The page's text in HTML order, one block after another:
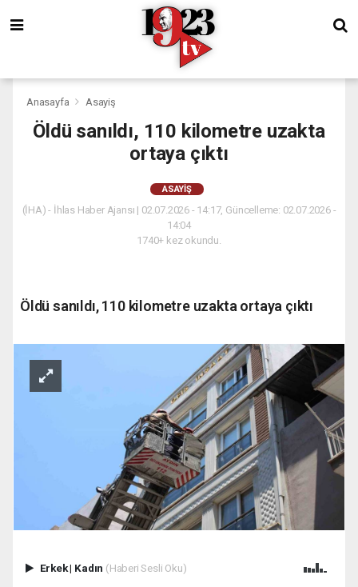
Anasayfa Asayiş
Öldü sanıldı, 110 kilometre uzakta
ortaya çıktı
ASAYIŞ
(İHA) - İhlas Haber Ajansı | 02.07.2026 - 14:17, Güncelleme: 02.07.2026 -
14:04
1740+ kez okundu.
Öldü sanıldı, 110 kilometre uzakta ortaya çıktı
Erkek| Kadın (Haberi Sesli Oku)